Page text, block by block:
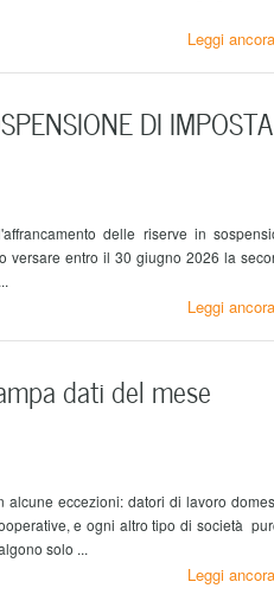
Leggi
DI
delle riserve in
versare entro il 30 giugno 2026 la
Leggi
dati del mese
alcune eccezioni: datori di lavoro
e ogni altro tipo di società
solo ...
Leggi